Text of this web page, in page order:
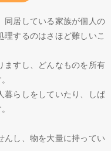
同居している家族が個人の
するのはさほど難しいこ
ますし、どんなものを所有
暮らしをしていたり、しば
んし、物を大量に持ってい